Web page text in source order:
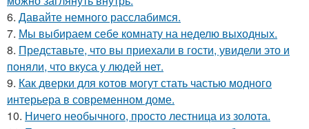
6. Давайте немного расслабимся.
7. Мы выбираем себе комнату на неделю выходных.
8. Представьте, что вы приехали в гости, увидели это и
поняли, что вкуса у людей нет.
9. Как дверки для котов могут стать частью модного
интерьера в современном доме.
10. Ничего необычного, просто лестница из золота.